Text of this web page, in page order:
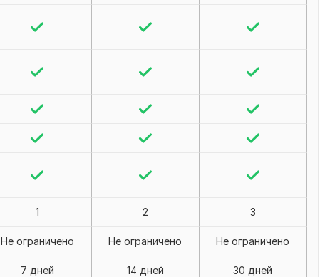
1 2 3
Не ограничено Не ограничено Не ограничено
7 дней 14 дней 30 дней